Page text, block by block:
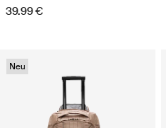
39.99 €
Neu